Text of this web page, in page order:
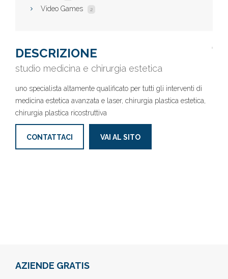
Video Games 2
DESCRIZIONE
studio medicina e chirurgia estetica
uno specialista altamente qualificato per tutti gli interventi di
medicina estetica avanzata e laser, chirurgia plastica estetica,
chirurgia plastica ricostruttiva
CONTATTACI VAI AL SITO
AZIENDE GRATIS